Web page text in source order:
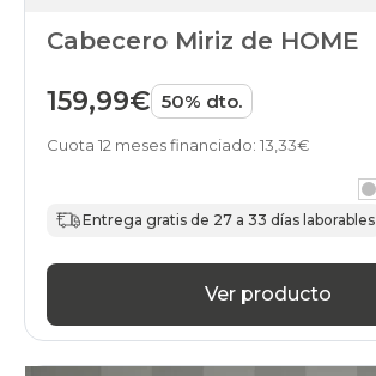
Cabecero Miriz de HOME
159,99€ 50% dto.
Cuota 12 meses financiado: 13,33€
Entrega gratis de 27 a 33 días laborables
Ver producto